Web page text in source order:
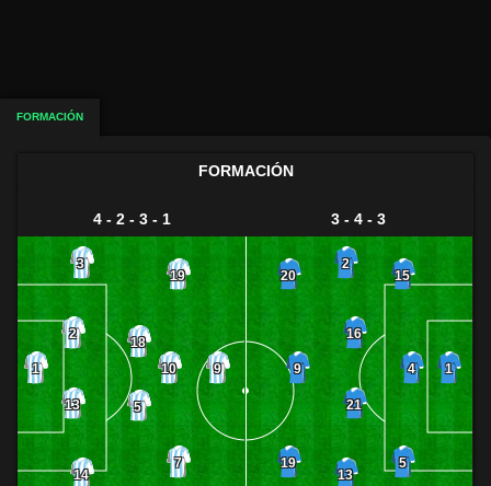
FORMACIÓN
FORMACIÓN
4 - 2 - 3 - 1
1
3
2
13
14
18
5
19
10
7
9
3 - 4 - 3
1
15
4
5
2
16
21
13
20
9
19